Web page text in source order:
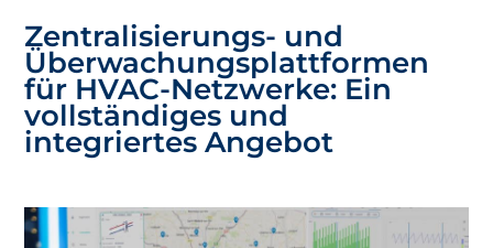
Zentralisierungs- und
Überwachungsplattformen
für HVAC-Netzwerke: Ein
vollständiges und
integriertes Angebot